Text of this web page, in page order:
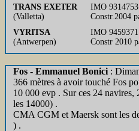
TRANS EXETER
(Valletta)
IMO
Constr.2004
VYRITSA
(Antwerpen)
IMO
Constr 2010
Fos - Emmanuel Bonici :
366 mètres à avoir touché Fos
10 000 evp . Sur ces 24
les 14000) .
CMA CGM et Maersk sont les
) .